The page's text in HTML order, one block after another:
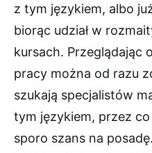
z tym językiem, albo
biorąc udział w
kursach. Przeglądając
pracy można od razu
szukają specjalistów
tym językiem, przez
sporo szans na